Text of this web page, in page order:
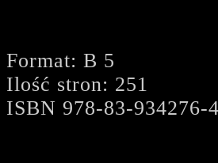
Format: B 5
Ilość stron: 251
ISBN 978-83-934276-4